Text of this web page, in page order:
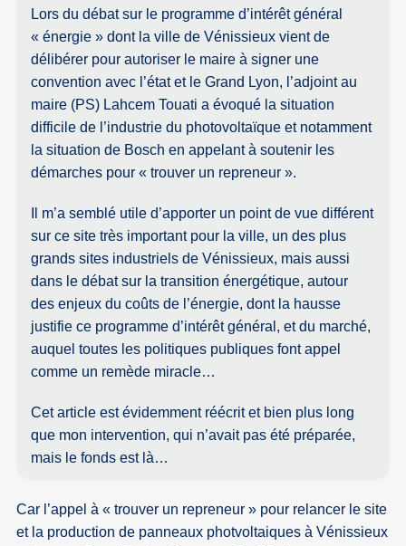
Lors du débat sur le programme d’intérêt général
« énergie » dont la ville de Vénissieux vient de
délibérer pour autoriser le maire à signer une
convention avec l’état et le Grand Lyon, l’adjoint au
maire (PS) Lahcem Touati a évoqué la situation
difficile de l’industrie du photovoltaïque et notamment
la situation de Bosch en appelant à soutenir les
démarches pour « trouver un repreneur ».
Il m’a semblé utile d’apporter un point de vue différent
sur ce site très important pour la ville, un des plus
grands sites industriels de Vénissieux, mais aussi
dans le débat sur la transition énergétique, autour
des enjeux du coûts de l’énergie, dont la hausse
justifie ce programme d’intérêt général, et du marché,
auquel toutes les politiques publiques font appel
comme un remède miracle…
Cet article est évidemment réécrit et bien plus long
que mon intervention, qui n’avait pas été préparée,
mais le fonds est là…
Car l’appel à « trouver un repreneur » pour relancer le site
et la production de panneaux photvoltaiques à Vénissieux